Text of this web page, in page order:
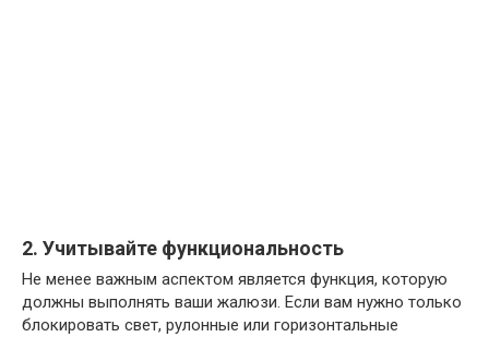
2. Учитывайте функциональность
Не менее важным аспектом является функция, которую
должны выполнять ваши жалюзи. Если вам нужно только
блокировать свет, рулонные или горизонтальные